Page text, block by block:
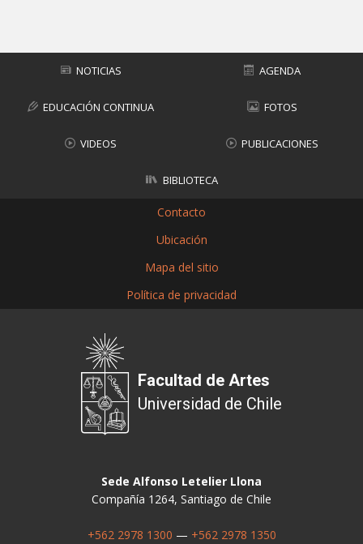
NOTICIAS AGENDA
EDUCACIÓN CONTINUA FOTOS
VIDEOS PUBLICACIONES
BIBLIOTECA
Contacto
Ubicación
Mapa del sitio
Política de privacidad
Facultad de Artes
Universidad de Chile
Sede Alfonso Letelier Llona
Compañía 1264, Santiago de Chile
+562 2978 1300 — +562 2978 1350